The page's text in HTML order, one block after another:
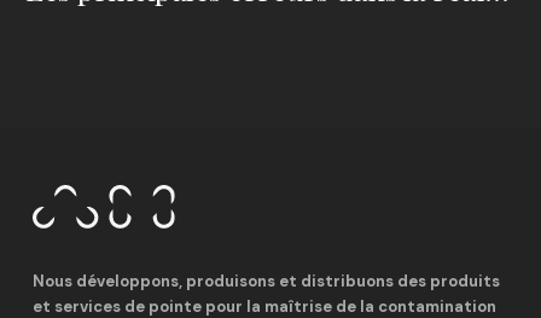
Nous développons, produisons et distribuons des produits
et services de pointe pour la maîtrise de la contamination